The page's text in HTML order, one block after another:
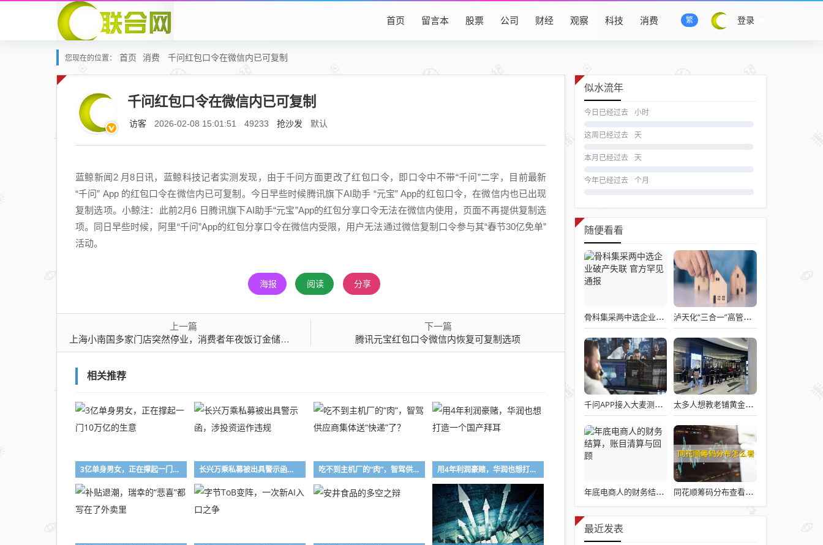
登录
繁
首页 留言本 股票 公司 财经 观察 科技 消费
您现在的位置： 首页 消费 千问红包口令在微信内已可复制
千问红包口令在微信内已可复制
访客 2026-02-08 15:01:51 49233 抢沙发 默认
蓝鲸新闻2 月8日讯，蓝鲸科技记者实测发现，由于千问方面更改了红包口令，即口令中不带“千问”二字，目前最新
“千问” App 的红包口令在微信内已可复制。今日早些时候腾讯旗下AI助手 “元宝” App的红包口令，在微信内也已出现
复制选项。小鲸注：此前2月6 日腾讯旗下AI助手“元宝”App的红包分享口令无法在微信内使用，页面不再提供复制选
项。同日早些时候，阿里“千问”App的红包分享口令在微信内受限，用户无法通过微信复制口令参与其“春节30亿免单”
活动。
海报 阅读 分享
上一篇
上海小南国多家门店突然停业，消费者年夜饭订金储值卡退款难，此前“白菜价”甩卖核心业务
下一篇
腾讯元宝红包口令微信内恢复可复制选项
相关推荐
3亿单身男女，正在撑起一门10万亿的生意 长兴万乘私募被出具警示函，涉投资运作违规 吃不到主机厂的“肉”，智驾供应商集体送“快递”了？ 用4年利润豪赌，华润也想打造一个国产拜耳
似水流年
今日已经过去 小时
这周已经过去 天
本月已经过去 天
今年已经过去 个月
随便看看
骨科集采两中选企业破产失联 官方罕见通报 泸天化“三合一”高管王斌辞职：高管变动叠加财务、业绩双重压力，公司进入阶段性调整期
千问APP接入大麦测试“一句话买电影票” 太多人想教老铺黄金怎么做生意了
年底电商人的财务结算，账目清算与回顾 同花顺筹码分布查看详解攻略
最近发表